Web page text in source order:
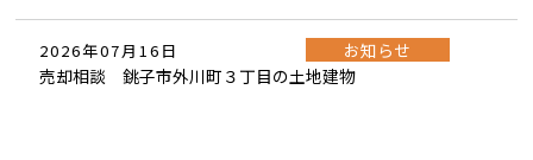
2026年07月16日
お知らせ
売却相談 銚子市外川町３丁目の土地建物